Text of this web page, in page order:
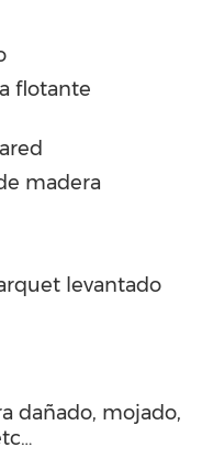
flotante
madera
levantado
dañado, mojado,